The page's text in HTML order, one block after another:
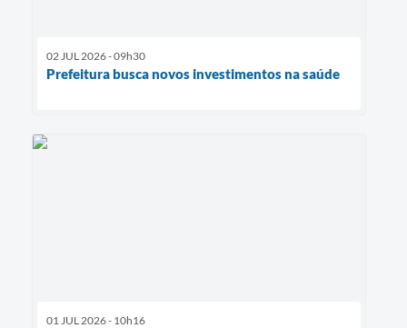
02 JUL 2026 - 09h30
Prefeitura busca novos investimentos na saúde
01 JUL 2026 - 10h16